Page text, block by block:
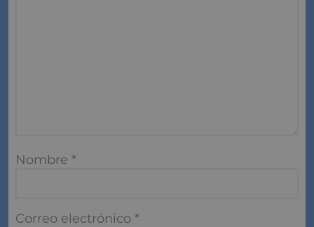
Nombre *
Correo electrónico *